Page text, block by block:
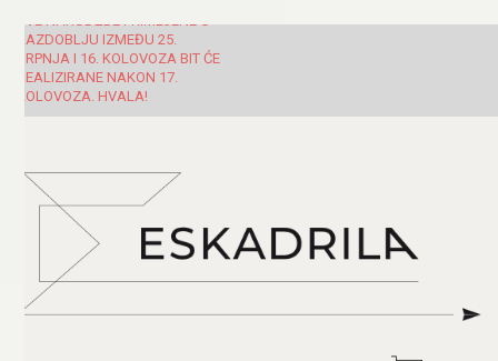
SVE NARUDŽBE PRIMLJENE U
RAZDOBLJU IZMEĐU 25.
SRPNJA I 16. KOLOVOZA BIT ĆE
REALIZIRANE NAKON 17.
KOLOVOZA. HVALA!